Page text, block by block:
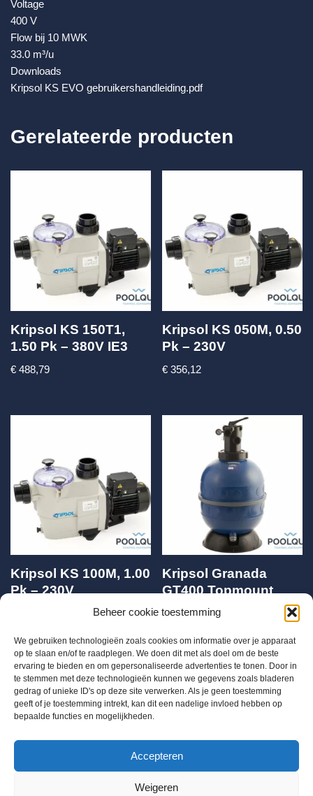
Beheer cookie toestemming
We gebruiken technologieën zoals cookies om informatie over je apparaat
op te slaan en/of te raadplegen. We doen dit met als doel om de beste
ervaring te bieden en om gepersonaliseerde advertenties te tonen. Door in
te stemmen met deze technologieën kunnen we gegevens zoals bladeren
gedrag of unieke ID's op deze site verwerken. Als je geen toestemming
geeft of je toestemming intrekt, kan dit een nadelige invloed hebben op
bepaalde functies en mogelijkheden.
Accepteren
Weigeren
Voltage
400 V
Flow bij 10 MWK
33.0 m³/u
Downloads
Kripsol KS EVO gebruikershandleiding.pdf
Gerelateerde producten
Kripsol KS 150T1,
1.50 Pk – 380V IE3
€ 488,79
Kripsol KS 050M, 0.50
Pk – 230V
€ 356,12
Kripsol KS 100M, 1.00
Pk – 230V
Kripsol Granada
GT400 Topmount
6m3/u
BTW BE 0655684168